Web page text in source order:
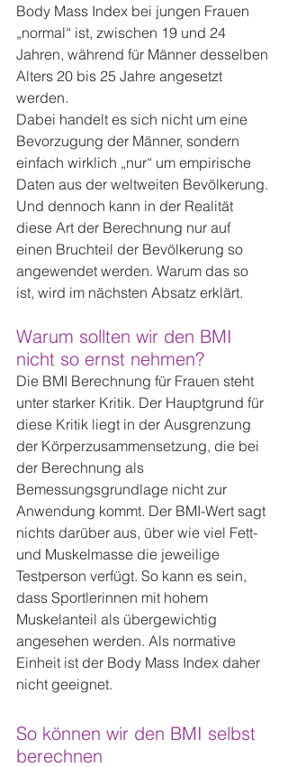
Body Mass Index bei jungen Frauen
„normal“ ist, zwischen 19 und 24
Jahren, während für Männer desselben
Alters 20 bis 25 Jahre angesetzt
werden.
Dabei handelt es sich nicht um eine
Bevorzugung der Männer, sondern
einfach wirklich „nur“ um empirische
Daten aus der weltweiten Bevölkerung.
Und dennoch kann in der Realität
diese Art der Berechnung nur auf
einen Bruchteil der Bevölkerung so
angewendet werden. Warum das so
ist, wird im nächsten Absatz erklärt.
Warum sollten wir den BMI
nicht so ernst nehmen?
Die BMI Berechnung für Frauen steht
unter starker Kritik. Der Hauptgrund für
diese Kritik liegt in der Ausgrenzung
der Körperzusammensetzung, die bei
der Berechnung als
Bemessungsgrundlage nicht zur
Anwendung kommt. Der BMI-Wert sagt
nichts darüber aus, über wie viel Fett-
und Muskelmasse die jeweilige
Testperson verfügt. So kann es sein,
dass Sportlerinnen mit hohem
Muskelanteil als übergewichtig
angesehen werden. Als normative
Einheit ist der Body Mass Index daher
nicht geeignet.
So können wir den BMI selbst
berechnen